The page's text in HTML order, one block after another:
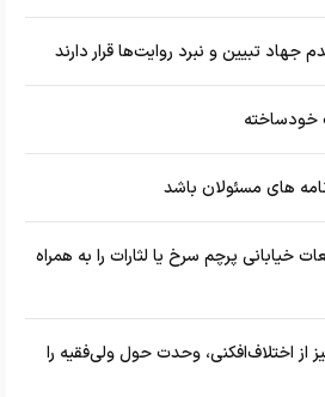
تبیین و نبرد روایت‌ها قرار دارند
خودساخته
های مسئولان باشد
خیابانی پرچم سرخ یا لثارات را به همراه
از اختلاف‌افکنی، وحدت حول ولی‌فقیه را